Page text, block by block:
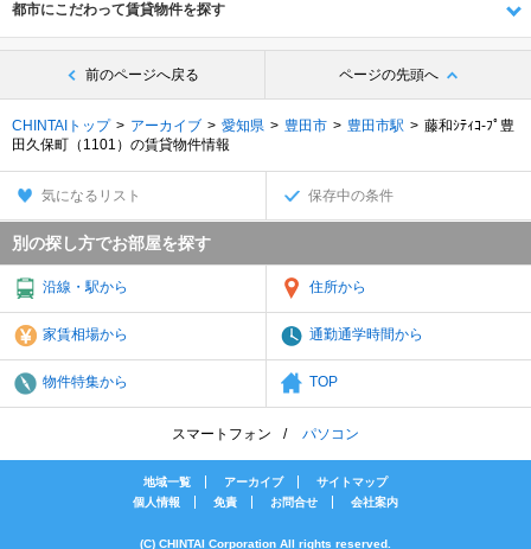
都市にこだわって賃貸物件を探す
前のページへ戻る ページの先頭へ
CHINTAIトップ アーカイブ 愛知県 豊田市 豊田市駅
藤和ｼﾃｨｺ-ﾌﾟ豊
田久保町（1101）の賃貸物件情報
気になるリスト 保存中の条件
別の探し方でお部屋を探す
沿線・駅から 住所から
家賃相場から 通勤通学時間から
物件特集から TOP
スマートフォン パソコン
地域一覧 アーカイブ
サイトマップ
個人情報
免責 お問合せ 会社案内
(C) CHINTAI Corporation All rights reserved.